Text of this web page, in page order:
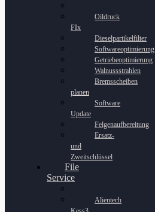
Oildruck
FIx
Dieselpartikelfilter
Softwareoptimierung
Getriebeoptimierung
Walnussstrahlen
Bremsscheiben
planen
Software
Update
Felgenaufbereitung
Ersatz-
und
Zweitschlüssel
File
Service
Alientech